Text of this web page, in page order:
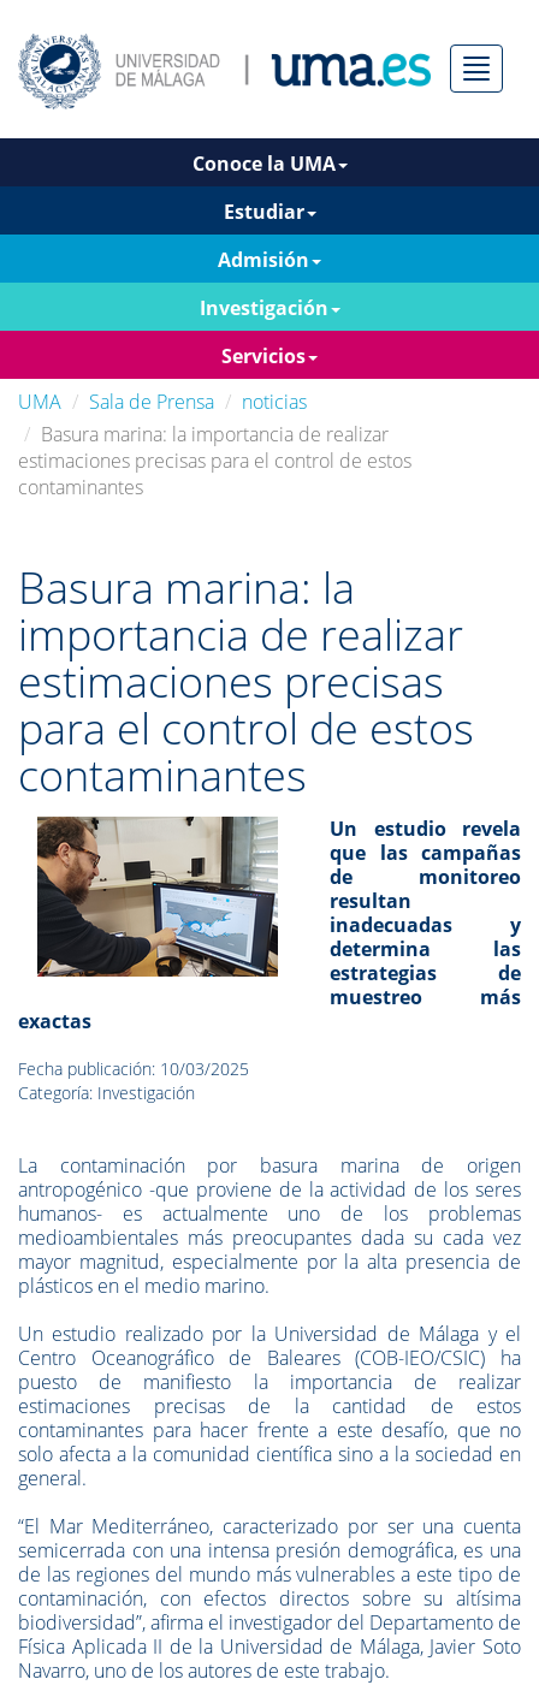
Menú
Conoce la UMA
Estudiar
Admisión
Investigación
Servicios
UMA
Sala de Prensa
noticias
Basura marina: la importancia de realizar
estimaciones precisas para el control de estos
contaminantes
Basura marina: la
importancia de realizar
estimaciones precisas
para el control de estos
contaminantes
Un estudio revela
que las campañas
de monitoreo
resultan
inadecuadas y
determina las
estrategias de
muestreo más
exactas
Fecha publicación: 10/03/2025
Categoría: Investigación
La contaminación por basura marina de origen
antropogénico -que proviene de la actividad de los seres
humanos- es actualmente uno de los problemas
medioambientales más preocupantes dada su cada vez
mayor magnitud, especialmente por la alta presencia de
plásticos en el medio marino.
Un estudio realizado por la Universidad de Málaga y el
Centro Oceanográfico de Baleares (COB-IEO/CSIC) ha
puesto de manifiesto la importancia de realizar
estimaciones precisas de la cantidad de estos
contaminantes para hacer frente a este desafío, que no
solo afecta a la comunidad científica sino a la sociedad en
general.
“El Mar Mediterráneo, caracterizado por ser una cuenta
semicerrada con una intensa presión demográfica, es una
de las regiones del mundo más vulnerables a este tipo de
contaminación, con efectos directos sobre su altísima
biodiversidad”, afirma el investigador del Departamento de
Física Aplicada II de la Universidad de Málaga, Javier Soto
Navarro, uno de los autores de este trabajo.